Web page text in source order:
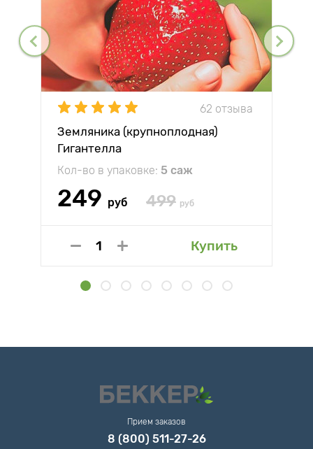
62 отзыва
Земляника (крупноплодная)
Гигантелла
Кол-во в упаковке: 5 саж
249 руб 499 руб
Купить
Прием заказов
8 (800) 511-27-26